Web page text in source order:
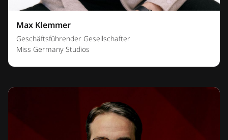
Max Klemmer
Geschäftsführender Gesellschafter
Miss Germany Studios